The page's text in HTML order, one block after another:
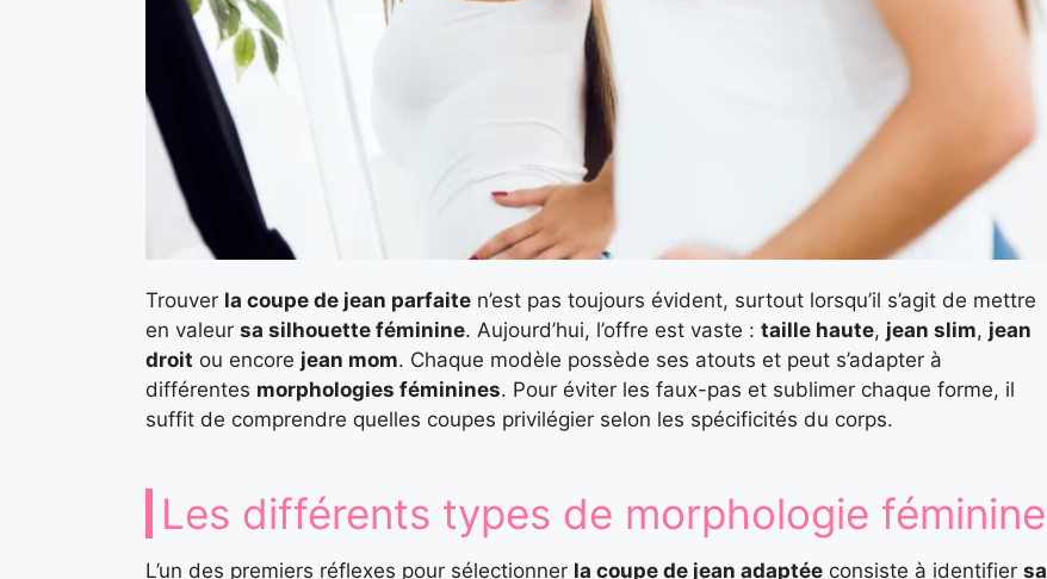
Trouver la coupe de jean parfaite n’est pas toujours évident, surtout lorsqu’il s’agit de mettre
en valeur sa silhouette féminine. Aujourd’hui, l’offre est vaste : taille haute, jean slim, jean
droit ou encore jean mom. Chaque modèle possède ses atouts et peut s’adapter à
différentes morphologies féminines. Pour éviter les faux-pas et sublimer chaque forme, il
suffit de comprendre quelles coupes privilégier selon les spécificités du corps.
Les différents types de morphologie féminine
L’un des premiers réflexes pour sélectionner la coupe de jean adaptée consiste à identifier sa